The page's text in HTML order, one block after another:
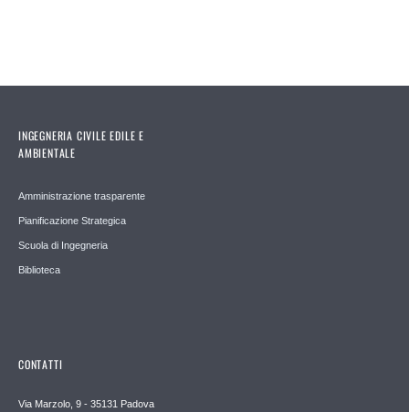
INGEGNERIA CIVILE EDILE E
AMBIENTALE
Amministrazione trasparente
Pianificazione Strategica
Scuola di Ingegneria
Biblioteca
CONTATTI
Via Marzolo, 9 - 35131 Padova